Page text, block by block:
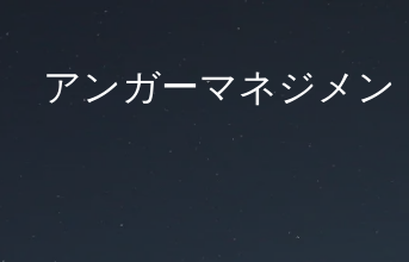
アンガーマネジメ